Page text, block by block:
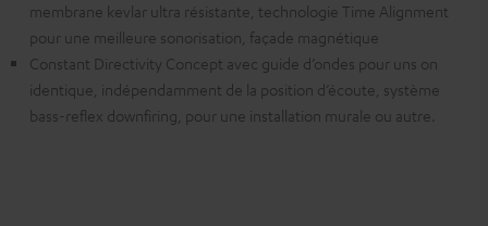
membrane kevlar ultra résistante, technologie Time Alignment
pour une meilleure sonorisation, façade magnétique
Constant Directivity Concept avec guide d’ondes pour uns on
identique, indépendamment de la position d’écoute, système
bass-reflex downfiring, pour une installation murale ou autre.